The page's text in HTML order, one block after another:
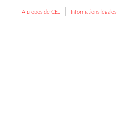
A propos de CEL Informations légales